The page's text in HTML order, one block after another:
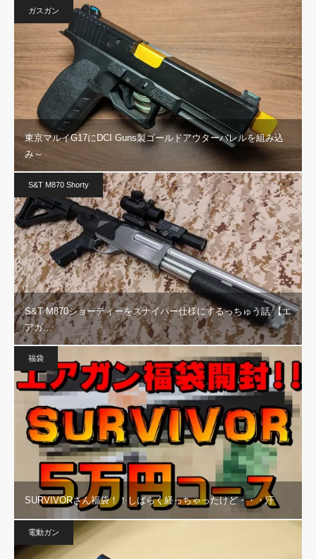
ガスガン
東京マルイG17にDCI Guns製ゴールドアウターバレルを組み込
み～
S&T M870 Shorty
S&T M870ショーティーをスナイパー仕様にするっちゅう話 【エ
アガ…
福袋
SURVIVORさん福袋！！しばらく経っちゃったけど・・・汗
電動ガン